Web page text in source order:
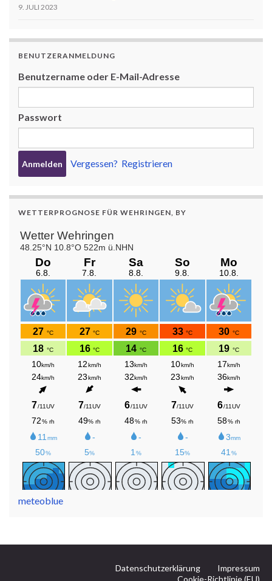
9. JULI 2023
BENUTZERANMELDUNG
Benutzername oder E-Mail-Adresse
Passwort
Vergessen? Registrieren
WETTERPROGNOSE FÜR WEHRINGEN, BY
meteoblue
Datenschutzerklärung
Impressum
Cookie-Richtlinie (EU)